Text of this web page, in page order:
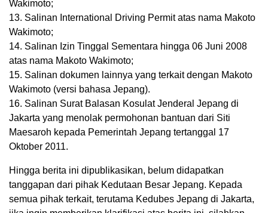
Wakimoto;
13. Salinan International Driving Permit atas nama Makoto
Wakimoto;
14. Salinan Izin Tinggal Sementara hingga 06 Juni 2008
atas nama Makoto Wakimoto;
15. Salinan dokumen lainnya yang terkait dengan Makoto
Wakimoto (versi bahasa Jepang).
16. Salinan Surat Balasan Kosulat Jenderal Jepang di
Jakarta yang menolak permohonan bantuan dari Siti
Maesaroh kepada Pemerintah Jepang tertanggal 17
Oktober 2011.
Hingga berita ini dipublikasikan, belum didapatkan
tanggapan dari pihak Kedutaan Besar Jepang. Kepada
semua pihak terkait, terutama Kedubes Jepang di Jakarta,